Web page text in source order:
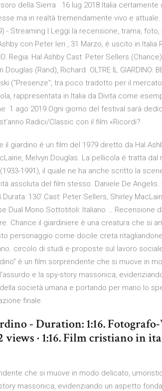
della Sierra 16 lug 2018 Italia certamente
ma in realtà tremendamente vivo e
- Streaming | Leggi la recensione, trama,
con Peter Ieri , 31 Marzo, è uscito in Italia
Regia: Hal Ashby Cast: Peter Sellers
(Rand), Richard OLTRE IL GIARDINO.
("Presenze", tra poco tradotto per il
rappresentata in Italia da Divita come
1 ago 2019 Ogni giorno del festival sarà
Radici/Classic con il film «Ricordi?
il giardino è un film del 1979 diretto da Hal
Melvyn Douglas. La pellicola è tratta
1991), il quale ne ha anche scritto la
assoluta del film stesso. Daniele De Angelis.
130′ Cast: Peter Sellers, Shirley
Dual Mono Sottotitoli: Italiano … Recensione
Chance il giardiniere è una creatura che si
personaggio come docile creta ritagliandone
circolo di studi e proposte sul lavoro
è un film sorprendente che si muove in
e la spy-story massonica,
società umana e portando per mano lo
finale.
- Duration: 1:16.
· 1:16. Film cristiano in
che si muove in modo delicato,
massonica, evidenziando un aspetto